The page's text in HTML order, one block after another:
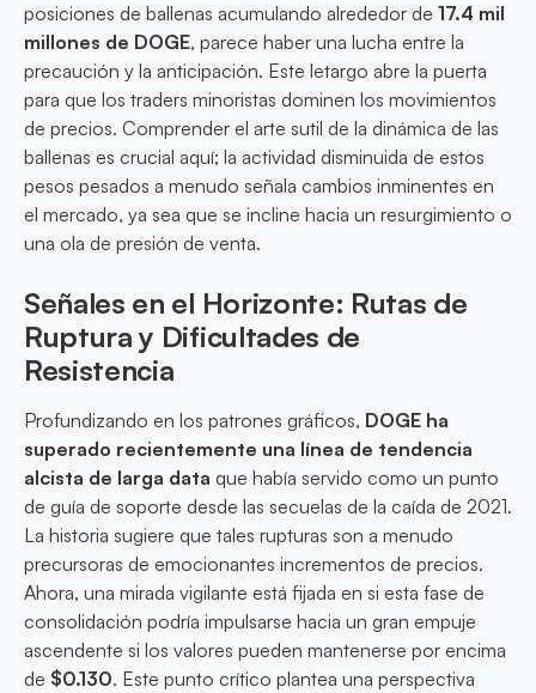
posiciones de ballenas acumulando alrededor de 17.4 mil
millones de DOGE, parece haber una lucha entre la
precaución y la anticipación. Este letargo abre la puerta
para que los traders minoristas dominen los movimientos
de precios. Comprender el arte sutil de la dinámica de las
ballenas es crucial aquí; la actividad disminuida de estos
pesos pesados a menudo señala cambios inminentes en
el mercado, ya sea que se incline hacia un resurgimiento o
una ola de presión de venta.
Señales en el Horizonte: Rutas de
Ruptura y Dificultades de
Resistencia
Profundizando en los patrones gráficos, DOGE ha
superado recientemente una línea de tendencia
alcista de larga data que había servido como un punto
de guía de soporte desde las secuelas de la caída de 2021.
La historia sugiere que tales rupturas son a menudo
precursoras de emocionantes incrementos de precios.
Ahora, una mirada vigilante está fijada en si esta fase de
consolidación podría impulsarse hacia un gran empuje
ascendente si los valores pueden mantenerse por encima
de $0.130. Este punto crítico plantea una perspectiva